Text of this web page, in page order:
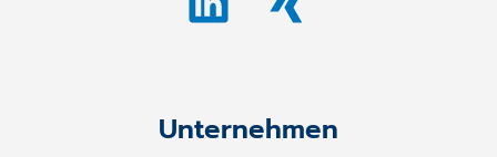
Unternehmen